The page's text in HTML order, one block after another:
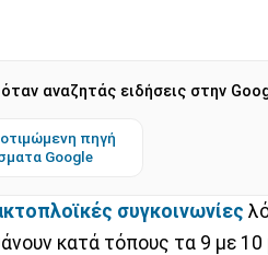
αναζητάς ειδήσεις στην
πηγή
Google
συγκοινωνίες
κατά τόπους τα 9 με